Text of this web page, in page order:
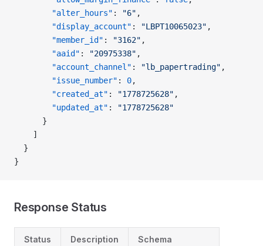
        "alter_hours"
: "6" ,
        "display_account"
: "LBPT10065023" ,
        "member_id"
: "3162" ,
        "aaid"
: "20975338" ,
        "account_channel"
: "lb_papertrading" ,
        "issue_number"
: 0,
        "created_at"
: "1778725628" ,
        "updated_at"
:
"1778725628"
      }
    ]
  }
}
Response Status
Status Description Schema